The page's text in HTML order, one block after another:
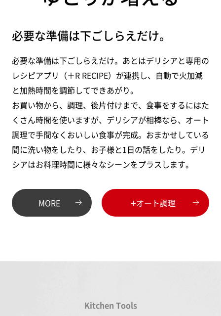
必要な準備は下ごしらえだけ。
必要な準備は下ごしらえだけ。あとはデリシアと専用の
レシピアプリ（＋R RECIPE）が連携し、自動で火加減
と加熱時間を調節してできあがり。
お買い物から、調理、後片付けまで、食事をするにはた
くさん時間を使いますが、デリシアが相棒なら、オート
調理で手間なくおいしい食事が完成。おまかせしている
間に洗い物をしたり、お子様と1日の話をしたり。デリ
シアはお料理時間に様々なシーンをプラスします。
MORE +オート調理
Kitchen Tools